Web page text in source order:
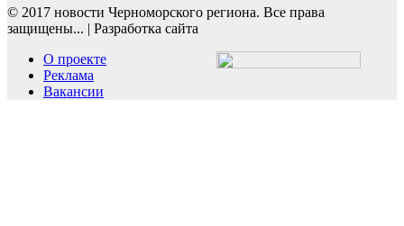
© 2017 новости Черноморского региона. Все права
защищены... | Разработка сайта
О проекте
Реклама
Вакансии